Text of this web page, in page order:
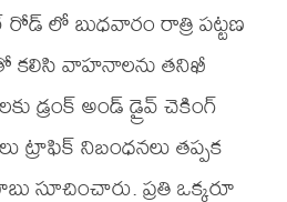
లో బుధవారం రాత్రి పట్టణ
కలిసి వాహనాలను తనిఖీ
డ్రంక్ అండ్ డ్రైవ్ చెకింగ్
ట్రాఫిక్ నిబంధనలు తప్పక
సూచించారు. ప్రతి ఒక్కరూ